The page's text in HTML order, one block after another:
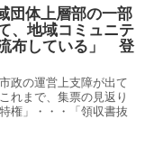
団体上層部の一部
、地域コミュニテ
布している」 登
政の運営上支障が出て
れまで、集票の見返り
権」・・・「領収書抜